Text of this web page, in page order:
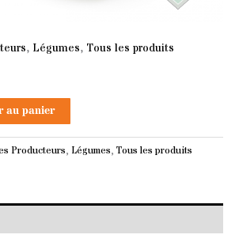
, Légumes, Tous les produits
au panier
Producteurs, Légumes, Tous les produits